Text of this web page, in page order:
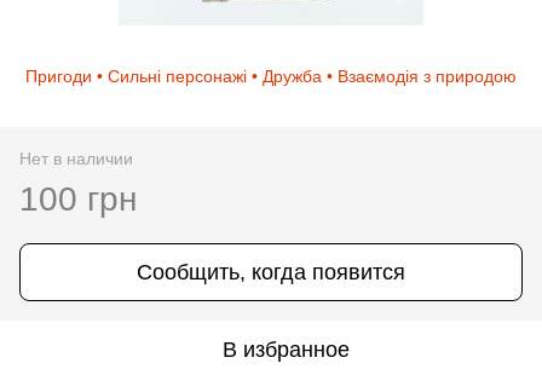
Пригоди • Сильні персонажі • Дружба • Взаємодія з природою
Нет в наличии
100 грн
Сообщить, когда появится
В избранное